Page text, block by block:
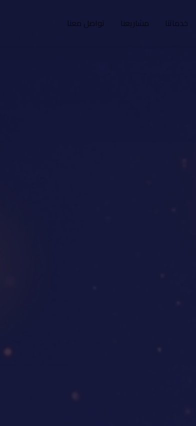
خدماتنا مشاريعنا تواصل معنا